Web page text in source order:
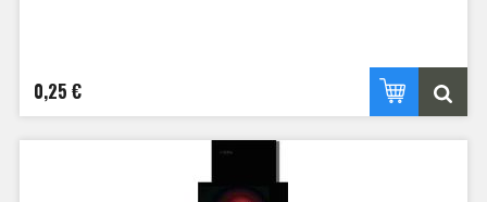
0,25 €